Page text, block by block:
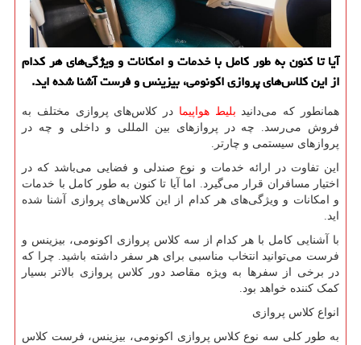
آیا تا كنون به طور كامل با خدمات و امكانات و ویژگی‌های هر كدام
از این كلاس‌های پروازی اكونومی، بیزینس و فرست آشنا شده اید.
همانطور که می‌دانید بلیط هواپیما در کلاس‌های پروازی مختلف به
فروش می‌رسد. چه در پرواز‌های بین المللی و داخلی و چه در
پرواز‌های سیستمی و چارتر.
این تفاوت در ارائه خدمات و نوع صندلی و فضایی می‌باشد که در
اختیار مسافران قرار می‌گیرد. اما آیا تا کنون به طور کامل با خدمات
و امکانات و ویژگی‌های هر کدام از این کلاس‌های پروازی آشنا شده
اید.
با آشنایی کامل با هر کدام از سه کلاس پروازی اکونومی، بیزینس و
فرست می‌توانید انتخاب مناسبی برای هر سفر داشته باشید. چرا که
در برخی از سفر‌ها به ویژه مقاصد دور کلاس پروازی بالاتر بسیار
کمک کننده خواهد بود.
انواع کلاس پروازی
به طور کلی سه نوع کلاس پروازی اکونومی، بیزینس، فرست کلاس